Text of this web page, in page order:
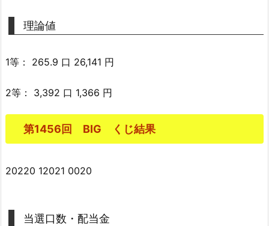
理論値
1等： 265.9 口 26,141 円
2等： 3,392 口 1,366 円
第1456回 BIG くじ結果
20220 12021 0020
当選口数・配当金